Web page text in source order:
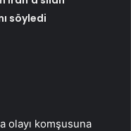
söyledi
olayı komşusuna